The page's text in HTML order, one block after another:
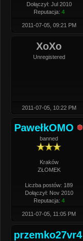
Dołączył: Jul 2010
Reputacja: 4
2011-07-05, 09:21 PM
XoXo
Unregistered
2011-07-05, 10:22 PM
PawełkOMO
banned
Kraków
ZŁOMEK
Liczba postów: 189
Dołączył: Nov 2010
Reputacja: 4
2011-07-05, 11:05 PM
przemko27vr4